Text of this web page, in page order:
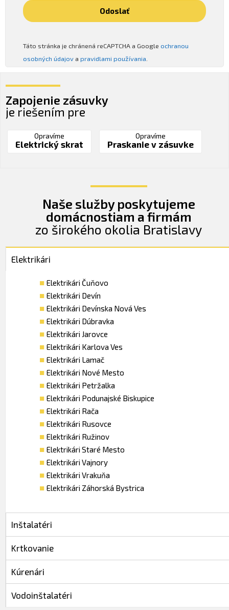
Táto stránka je chránená reCAPTCHA a Googleochranou
osobných údajovapravidlami používania
Zapojenie zásuvky
je riešením pre
Opravíme
Elektrický skrat
Opravíme
Praskanie v zásuvke
Naše služby poskytujeme
domácnostiam a firmám
zo širokého okolia Bratislavy
Elektrikári
Elektrikári Čuňovo
Elektrikári Devín
Elektrikári Devínska Nová Ves
Elektrikári Dúbravka
Elektrikári Jarovce
Elektrikári Karlova Ves
Elektrikári Lamač
Elektrikári Nové Mesto
Elektrikári Petržalka
Elektrikári Podunajské Biskupice
Elektrikári Rača
Elektrikári Rusovce
Elektrikári Ružinov
Elektrikári Staré Mesto
Elektrikári Vajnory
Elektrikári Vrakuňa
Elektrikári Záhorská Bystrica
Inštalatéri
Krtkovanie
Kúrenári
Vodoinštalatéri